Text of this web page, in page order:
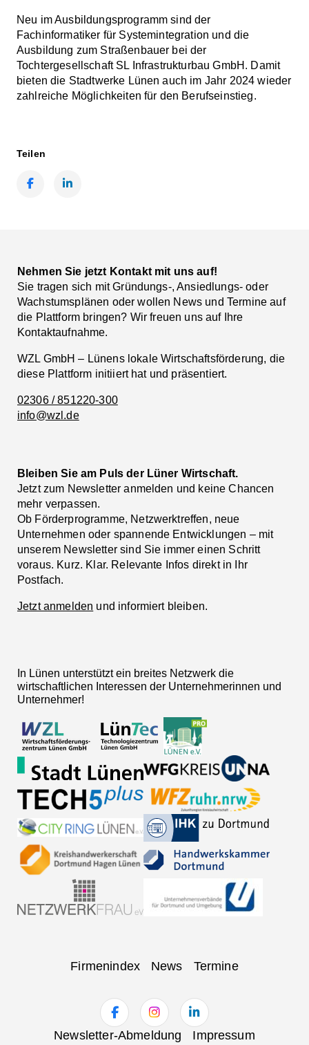
Neu im Ausbildungsprogramm sind der
Fachinformatiker für Systemintegration und die
Ausbildung zum Straßenbauer bei der
Tochtergesellschaft SL Infrastrukturbau GmbH. Damit
bieten die Stadtwerke Lünen auch im Jahr 2024 wieder
zahlreiche Möglichkeiten für den Berufseinstieg.
Teilen
Nehmen Sie jetzt Kontakt mit uns auf!
Sie tragen sich mit Gründungs-, Ansiedlungs- oder
Wachstumsplänen oder wollen News und Termine auf
die Plattform bringen? Wir freuen uns auf Ihre
Kontaktaufnahme.
WZL GmbH – Lünens lokale Wirtschaftsförderung, die
diese Plattform initiiert hat und präsentiert.
02306 / 851220-300
info@wzl.de
Bleiben Sie am Puls der Lüner Wirtschaft.
Jetzt zum Newsletter anmelden und keine Chancen
mehr verpassen.
Ob Förderprogramme, Netzwerktreffen, neue
Unternehmen oder spannende Entwicklungen – mit
unserem Newsletter sind Sie immer einen Schritt
voraus. Kurz. Klar. Relevante Infos direkt in Ihr
Postfach.
Jetzt anmelden und informiert bleiben.
In Lünen unterstützt ein breites Netzwerk die
wirtschaftlichen Interessen der Unternehmerinnen und
Unternehmer!
Firmenindex News Termine
NavigationNewsletter-Abmeldung Impressum